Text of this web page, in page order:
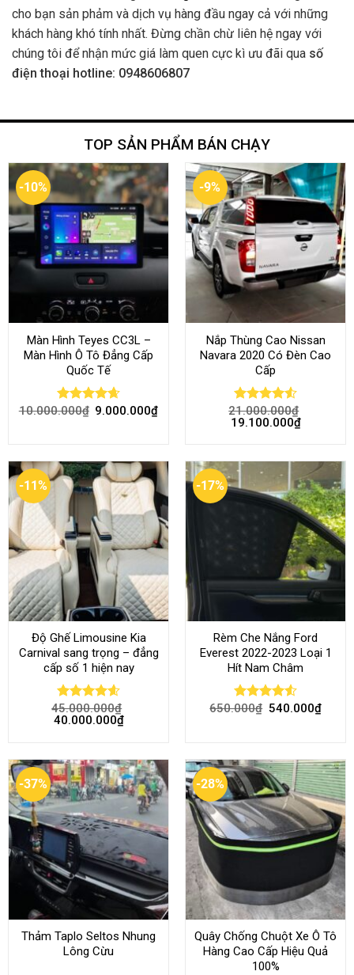
cho bạn sản phảm và dịch vụ hàng đầu ngay cả với những
khách hàng khó tính nhất. Đừng chần chừ liên hệ ngay với
chúng tôi để nhận mức giá làm quen cực kì ưu đãi qua số
điện thoại hotline: 0948606807
TOP SẢN PHẨM BÁN CHẠY
-10%
Màn Hình Teyes CC3L –
Màn Hình Ô Tô Đẳng Cấp
Quốc Tế
Rated 4.68
10.000.000₫ 9.000.000₫
-9%
Nắp Thùng Cao Nissan
Navara 2020 Có Đèn Cao
Cấp
Rated4.52
out of 5
21.000.000₫
19.100.000₫
-11%
Độ Ghế Limousine Kia
Carnival sang trọng – đẳng
cấp số 1 hiện nay
Rated4.58
out of 5
45.000.000₫
40.000.000₫
-17%
Rèm Che Nắng Ford
Everest 2022-2023 Loại 1
Hít Nam Châm
Rated4.51
650.000₫ 540.000₫
-37%
Thảm Taplo Seltos Nhung
Lông Cừu
-28%
Quây Chống Chuột Xe Ô Tô
Hàng Cao Cấp Hiệu Quả
100%